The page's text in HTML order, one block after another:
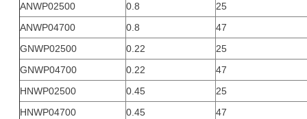
ANWP02500
0.8
25
ANWP04700
0.8
47
GNWP02500
0.22
25
GNWP04700
0.22
47
HNWP02500
0.45
25
HNWP04700
0.45
47